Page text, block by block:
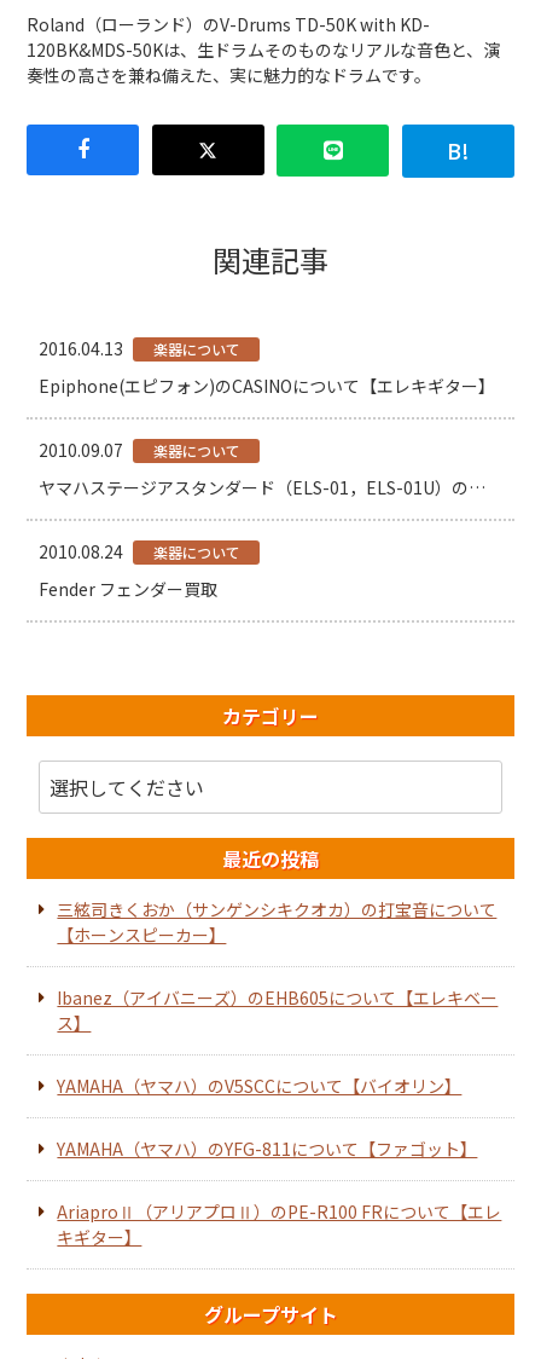
Roland（ローランド）のV-Drums TD-50K with KD-
120BK&MDS-50Kは、生ドラムそのものなリアルな音色と、演
奏性の高さを兼ね備えた、実に魅力的なドラムです。
関連記事
2016.04.13 楽器について
Epiphone(エピフォン)のCASINOについて【エレキギター】
2010.09.07 楽器について
ヤマハステージアスタンダード（ELS-01，ELS-01U）の買取
2010.08.24 楽器について
Fender フェンダー買取
カテゴリー
最近の投稿
三絃司きくおか（サンゲンシキクオカ）の打宝音について
【ホーンスピーカー】
Ibanez（アイバニーズ）のEHB605について【エレキベー
ス】
YAMAHA（ヤマハ）のV5SCCについて【バイオリン】
YAMAHA（ヤマハ）のYFG-811について【ファゴット】
AriaproⅡ（アリアプロⅡ）のPE-R100 FRについて【エレ
キギター】
グループサイト